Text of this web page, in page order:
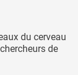
du cerveau
de